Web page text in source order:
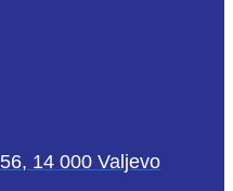
14 000 Valjevo